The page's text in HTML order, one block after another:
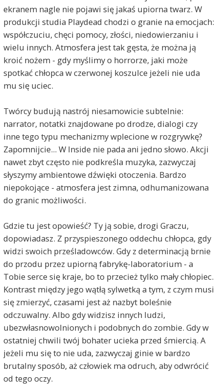
ekranem nagle nie pojawi się jakaś upiorna twarz. W
produkcji studia Playdead chodzi o granie na emocjach:
współczuciu, chęci pomocy, złości, niedowierzaniu i
wielu innych. Atmosfera jest tak gęsta, że można ją
kroić nożem - gdy myślimy o horrorze, jaki może
spotkać chłopca w czerwonej koszulce jeżeli nie uda
mu się uciec.
Twórcy budują nastrój niesamowicie subtelnie:
narrator, notatki znajdowane po drodze, dialogi czy
inne tego typu mechanizmy wplecione w rozgrywkę?
Zapomnijcie... W Inside nie pada ani jedno słowo. Akcji
nawet zbyt często nie podkreśla muzyka, zazwyczaj
słyszymy ambientowe dźwięki otoczenia. Bardzo
niepokojące - atmosfera jest zimna, odhumanizowana
do granic możliwości.
Gdzie tu jest opowieść? Ty ją sobie, drogi Graczu,
dopowiadasz. Z przyspieszonego oddechu chłopca, gdy
widzi swoich prześladowców. Gdy z determinacją brnie
do przodu przez upiorną fabrykę-laboratorium - a
Tobie serce się kraje, bo to przecież tylko mały chłopiec.
Kontrast między jego wątłą sylwetką a tym, z czym musi
się zmierzyć, czasami jest aż nazbyt boleśnie
odczuwalny. Albo gdy widzisz innych ludzi,
ubezwłasnowolnionych i podobnych do zombie. Gdy w
ostatniej chwili twój bohater ucieka przed śmiercią. A
jeżeli mu się to nie uda, zazwyczaj ginie w bardzo
brutalny sposób, aż człowiek ma odruch, aby odwrócić
od tego oczy.